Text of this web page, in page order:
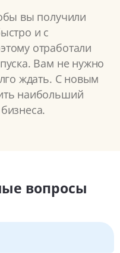
вы получили
и с
отработали
Вам не нужно
ждать. С новым
наибольший
вопросы